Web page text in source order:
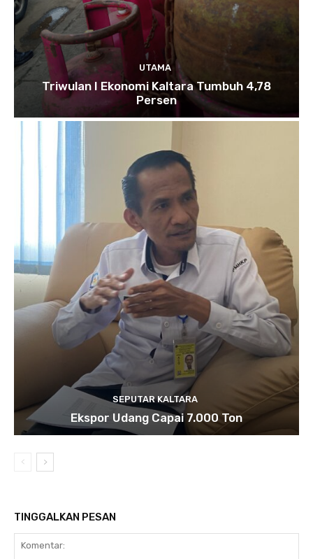
UTAMA
Triwulan I Ekonomi Kaltara Tumbuh 4,78
Persen
SEPUTAR KALTARA
Ekspor Udang Capai 7.000 Ton
TINGGALKAN PESAN